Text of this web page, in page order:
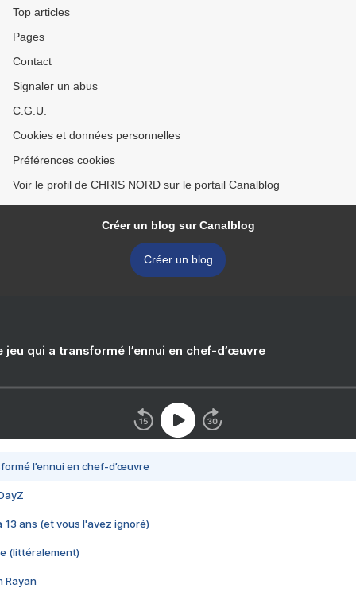
Top articles
Pages
Contact
Signaler un abus
C.G.U.
Cookies et données personnelles
Préférences cookies
Voir le profil de CHRIS NORD sur le portail Canalblog
Créer un blog sur Canalblog
Créer un blog
jeu qui a transformé l’ennui en chef-d’œuvre
l’ennui en chef-d’œuvre
13 ans (et vous l'avez ignoré)
(littéralement)
Rayan